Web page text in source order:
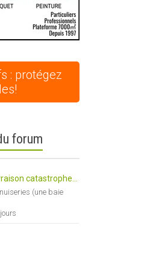
: protégez
forum
catastrophe...
(une baie